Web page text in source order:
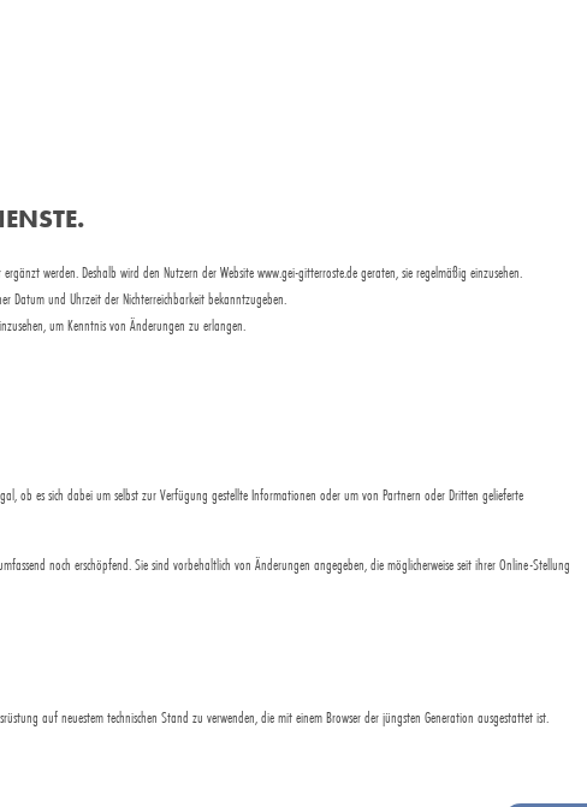
werden. Deshalb wird den Nutzern der Website www.gei-gitterroste.de geraten, sie regelmäßig einzusehen.
Datum und Uhrzeit der Nichterreichbarkeit bekanntzugeben.
um Kenntnis von Änderungen zu erlangen.
ob es sich dabei um selbst zur Verfügung gestellte Informationen oder um von Partnern oder Dritten gelieferte
noch erschöpfend. Sie sind vorbehaltlich von Änderungen angegeben, die möglicherweise seit ihrer Online-Stellung
auf neuestem technischen Stand zu verwenden, die mit einem Browser der jüngsten Generation ausgestattet ist.